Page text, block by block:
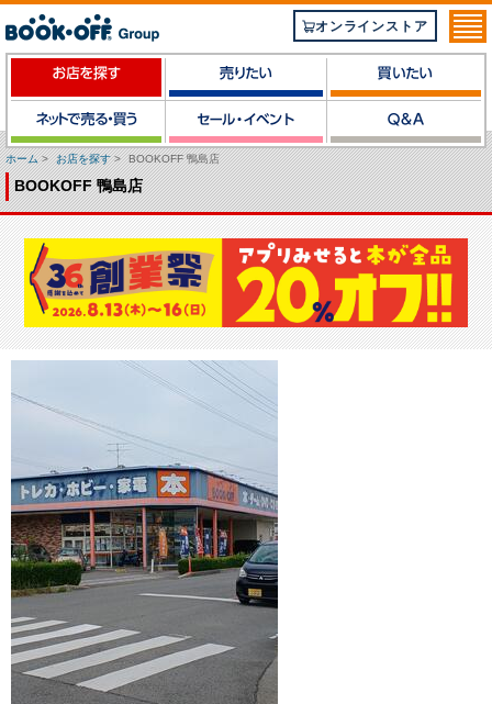
オンラインストア
ホーム> お店を探す> BOOKOFF 鴨島店
BOOKOFF 鴨島店